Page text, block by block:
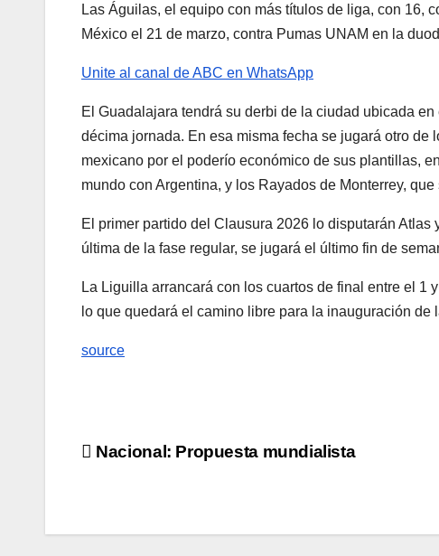
Las Águilas, el equipo con más títulos de liga, con 16,
México el 21 de marzo, contra Pumas UNAM en la
Unite al canal de ABC en WhatsApp
El Guadalajara tendrá su derbi de la ciudad ubicada
décima jornada. En esa misma fecha se jugará otro
mexicano por el poderío económico de sus plantillas,
mundo con Argentina, y los Rayados de Monterrey,
El primer partido del Clausura 2026 lo disputarán
última de la fase regular, se jugará el último fin de
La Liguilla arrancará con los cuartos de final entre el 1
lo que quedará el camino libre para la inauguración
source
Navegación
entradas
Nacional: Propuesta mundialista